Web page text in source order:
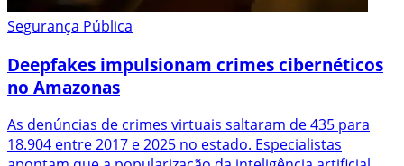
Segurança Pública
Deepfakes impulsionam crimes cibernéticos
no Amazonas
As denúncias de crimes virtuais saltaram de 435 para
18.904 entre 2017 e 2025 no estado. Especialistas